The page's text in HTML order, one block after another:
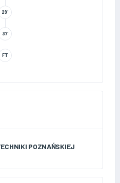
29'
37'
FT
POZNAŃSKIEJ